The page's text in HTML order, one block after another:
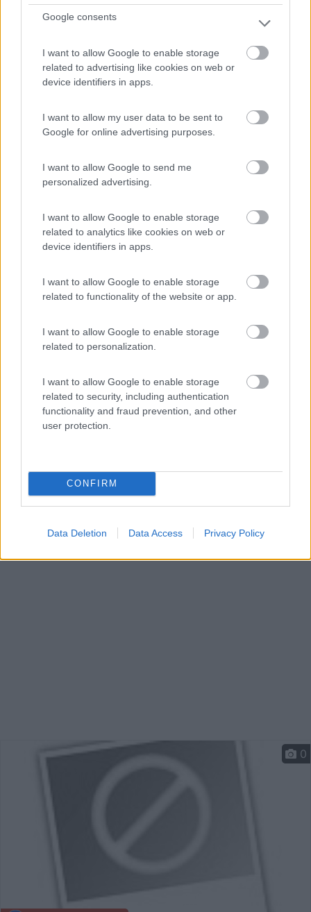
Google consents
I want to allow Google to enable storage
related to advertising like cookies on web or
device identifiers in apps.
I want to allow my user data to be sent to
Google for online advertising purposes.
I want to allow Google to send me
personalized advertising.
I want to allow Google to enable storage
related to analytics like cookies on web or
device identifiers in apps.
I want to allow Google to enable storage
related to functionality of the website or app.
I want to allow Google to enable storage
related to personalization.
I want to allow Google to enable storage
related to security, including authentication
functionality and fraud prevention, and other
user protection.
CONFIRM
Data Deletion Data Access Privacy Policy
campe...
Romagnano (TN) - 38.6km
Area di sosta (AA)
Agriturismo L'Albero delle Mele
7,6 5
Servizi / Posizione
Nei pressi del Lago di Loppio, la tenuta agricola
produce...
Fraz. Loppio 1
0